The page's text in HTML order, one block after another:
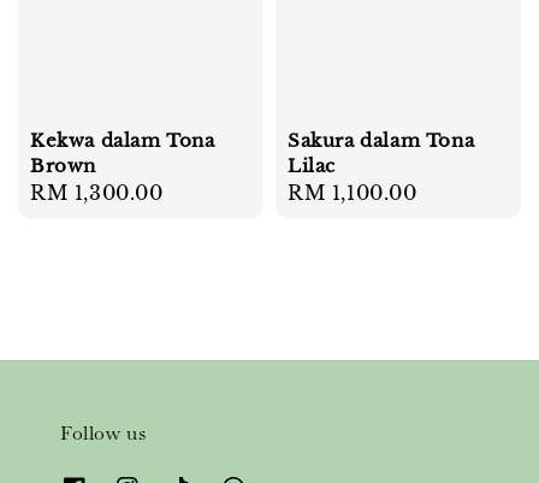
Kekwa dalam Tona
Brown
Regular
RM 1,300.00
Sakura dalam Tona
Lilac
Regular
RM 1,100.00
Follow us